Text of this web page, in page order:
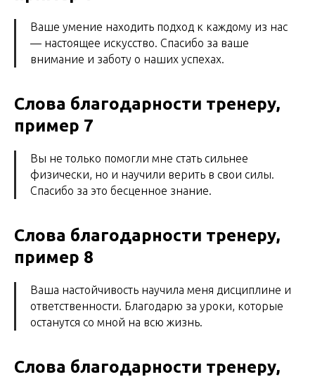
Ваше умение находить подход к каждому из нас
— настоящее искусство. Спасибо за ваше
внимание и заботу о наших успехах.
Слова благодарности тренеру,
пример 7
Вы не только помогли мне стать сильнее
физически, но и научили верить в свои силы.
Спасибо за это бесценное знание.
Слова благодарности тренеру,
пример 8
Ваша настойчивость научила меня дисциплине и
ответственности. Благодарю за уроки, которые
останутся со мной на всю жизнь.
Слова благодарности тренеру,